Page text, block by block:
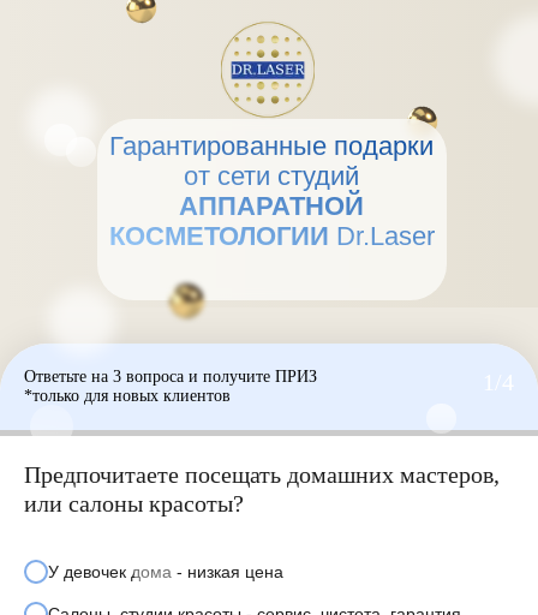
Гарантированные подарки
от сети студий
АППАРАТНОЙ
КОСМЕТОЛОГИИ Dr.Laser
Ответьте на 3 вопроса и получите ПРИЗ
*только для новых клиентов
1/4
Предпочитаете посещать домашних мастеров,
или салоны красоты?
У девочек дома - низкая цена